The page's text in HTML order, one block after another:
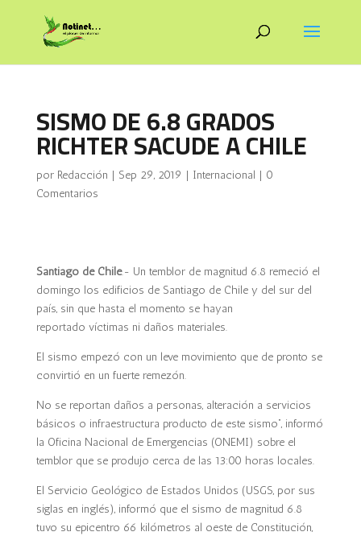
SISMO DE 6.8 GRADOS
RICHTER SACUDE A CHILE
por Redacción | Sep 29, 2019 | Internacional | 0
Comentarios
Santiago de Chile.- Un temblor de magnitud 6.8 remeció el
domingo los edificios de Santiago de Chile y del sur del
país, sin que hasta el momento se hayan
reportado víctimas ni daños materiales.
El sismo empezó con un leve movimiento que de pronto se
convirtió en un fuerte remezón.
No se reportan daños a personas, alteración a servicios
básicos o infraestructura producto de este sismo”, informó
la Oficina Nacional de Emergencias (ONEMI) sobre el
temblor que se produjo cerca de las 13:00 horas locales.
El Servicio Geológico de Estados Unidos (USGS, por sus
siglas en inglés), informó que el sismo de magnitud 6.8
tuvo su epicentro 66 kilómetros al oeste de Constitución,